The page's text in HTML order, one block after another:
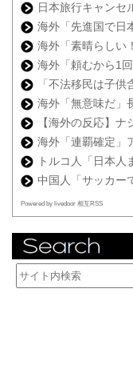
日本旅行キャンセ
海外「先進国で日
海外「素晴らしい
海外「頼むから1
「不法移民は子供
海外「無意味だ」
【海外の反応】ナ
海外「連覇確定」
トルコ人「日本人
中国人「サッカー
Powered by livedoor 相互RSS